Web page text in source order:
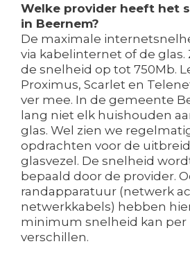
Welke provider heeft het
in Beernem?
De maximale
via kabelinternet of de
de snelheid op tot 750Mb.
Proximus, Scarlet en
ver mee. In de gemeente
lang niet elk huishouden
glas. Wel zien we
opdrachten voor de
glasvezel. De snelheid
bepaald door de provider.
randapparatuur (netwerk
netwerkkabels) hebben
minimum snelheid kan
verschillen.